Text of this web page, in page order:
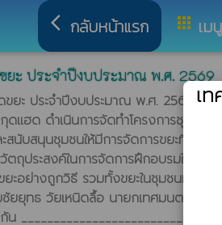
arrow_back_ios กลับหน้าแรก apps เม
ยะ ประจำปีงบประมาณ พ.ศ. 2569
ยะ ประจำปีงบประมาณ พ.ศ. 2569 วัน
ดแฮด ดำเนินการจัดทำโครงการชุมช
สนับสนุนชุมชนให้มีการจัดการขยะที่ต้นท
ถุประสงค์ในการจัดการฝึกอบรมให้คว
ยะอย่างถูกวิธี รวมทั้งขยะในชุมชนมีปริ
ชัยยุทธ วัยเหนิดลื้อ นายกเทศมนตรีตำ
เ